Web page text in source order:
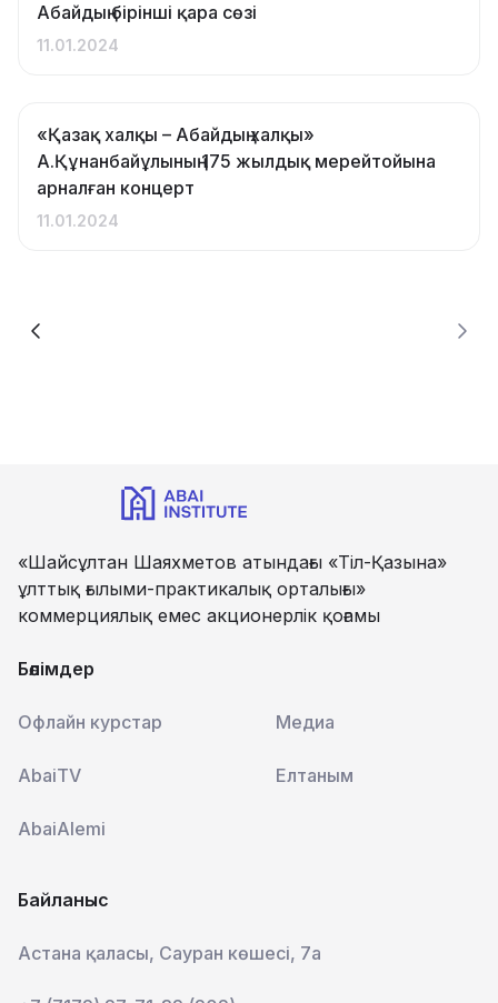
Абайдың бірінші қара сөзі
11.01.2024
«Қазақ халқы – Абайдың халқы»
А.Құнанбайұлының 175 жылдық мерейтойына
арналған концерт
11.01.2024
«Шайсұлтан Шаяхметов атындағы «Тіл-Қазына»
ұлттық ғылыми-практикалық орталығы»
коммерциялық емес акционерлік қоғамы
Бөлімдер
Офлайн курстар Медиа
AbaiTV Елтаным
AbaiAlemi
Байланыс
Астана қаласы, Сауран көшесі, 7а